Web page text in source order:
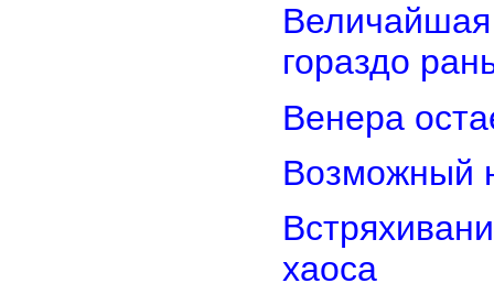
Величайшая
гораздо
Венера
Возможный
хаоса